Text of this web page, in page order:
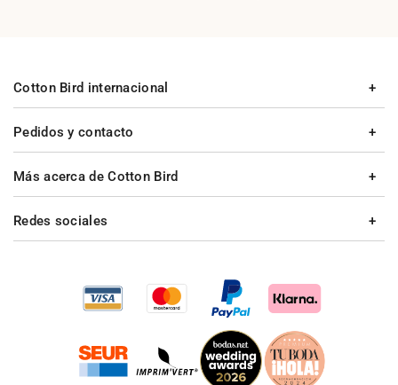
Pedidos y contacto
Más acerca de Cotton Bird
Cotton Bird internacional
Redes sociales